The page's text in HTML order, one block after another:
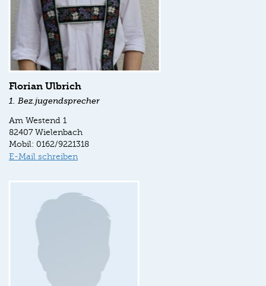
Florian Ulbrich
1. Bez.jugendsprecher
Am Westend 1
82407 Wielenbach
Mobil: 0162/9221318
E-Mail schreiben